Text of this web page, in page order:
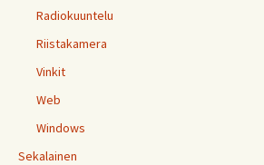
Radiokuuntelu
Riistakamera
Vinkit
Web
Windows
Sekalainen